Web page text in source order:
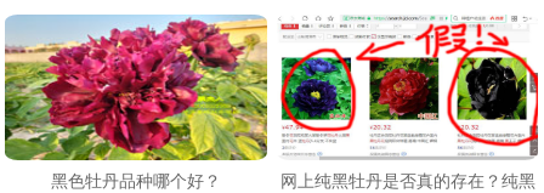
黑色牡丹品种哪个好？
网上纯黑牡丹是否真的存在？纯黑